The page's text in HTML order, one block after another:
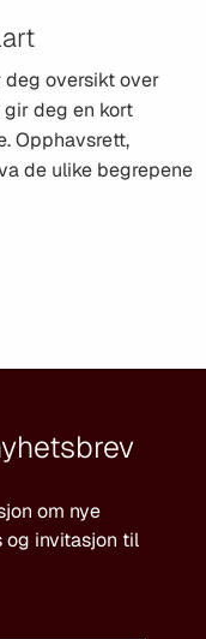
deg oversikt over
deg en kort
Opphavsrett,
de ulike begrepene
om nye
og invitasjon til